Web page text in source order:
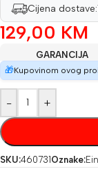
Cijena dostave:
129,00 KM
GARANCIJA
🎁Kupovinom ovog
- +
SKU:460731 Oznake: